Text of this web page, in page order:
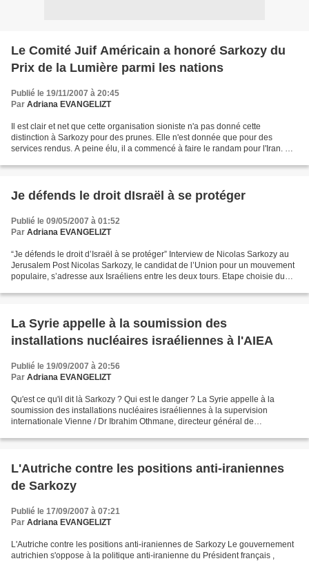
Le Comité Juif Américain a honoré Sarkozy du
Prix de la Lumière parmi les nations
Publié le 19/11/2007 à 20:45
Par Adriana EVANGELIZT
Il est clair et net que cette organisation sioniste n'a pas donné cette
distinction à Sarkozy pour des prunes. Elle n'est donnée que pour des
services rendus. A peine élu, il a commencé à faire le randam pour l'Iran. Et
Je défends le droit dIsraël à se protéger
Publié le 09/05/2007 à 01:52
Par Adriana EVANGELIZT
“Je défends le droit d’Israël à se protéger” Interview de Nicolas Sarkozy au
Jerusalem Post Nicolas Sarkozy, le candidat de l’Union pour un mouvement
populaire, s’adresse aux Israéliens entre les deux tours. Etape choisie du
La Syrie appelle à la soumission des
installations nucléaires israéliennes à l'AIEA
Publié le 19/09/2007 à 20:56
Par Adriana EVANGELIZT
Qu'est ce qu'il dit là Sarkozy ? Qui est le danger ? La Syrie appelle à la
soumission des installations nucléaires israéliennes à la supervision
internationale Vienne / Dr Ibrahim Othmane, directeur général de
L'Autriche contre les positions anti-iraniennes
de Sarkozy
Publié le 17/09/2007 à 07:21
Par Adriana EVANGELIZT
L'Autriche contre les positions anti-iraniennes de Sarkozy Le gouvernement
autrichien s'oppose à la politique anti-iranienne du Président français ,